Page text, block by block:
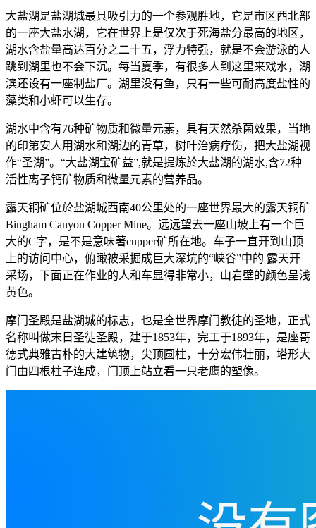
大盐湖是盐湖城最具吸引力的一个参观胜地，它是市区西北部
的一座大盐水湖，它在世界上是仅次于死海盐分最高的地区，
湖水含盐量高达百分之二十五，浮力特强，就是不会游泳的人
跳到湖里也不会下沉。每当夏季，有很多人到这里来戏水，湖
滨还设有一座制盐厂。湖里没有鱼，只有一些可耐高度盐性的
藻类和小虾可以生存。
湖水中含有76种矿物质和微量元素，具有天然杀菌效果，当地
的印第安人用湖水和湖边的青草，树叶治病疗伤，把大盐湖视
作“圣湖”。“大盐湖宝矿益”,就是提炼於大盐湖的湖水,含72种
活性离子钙矿物质和微量元素的营养品。
露天铜矿位於盐湖城西南40公里处的一座世界最大的露天铜矿
Bingham Canyon Copper Mine。远远望去一座山坡上有一个巨
大的C字，是不是意味著cupper矿所在地。车子一直开到山顶
上的访问中心，俯瞰被采掘成巨大深坑的“峡谷”中的 露天开
采场，下面正在作业的人和车显得非常小，山岩壁的颜色呈浅
黄色。
摩门圣殿是盐湖城的标志，也是全世界摩门教徒的圣地，正式
名称叫做末日圣徒圣殿，建于1853年，完工于1893年，是座哥
德式典雅古朴的大建筑物，尖顶圆柱，十分宏伟壮丽，塔形大
门由四根柱子连成，门顶上站立看一只老鹰的塑像。